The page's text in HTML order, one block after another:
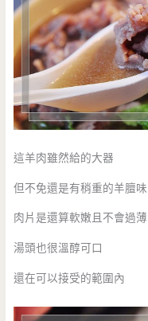
這羊肉雖然給的大器
但不免還是有稍重的羊膻味
肉片是還算軟嫩且不會過薄
湯頭也很溫醇可口
還在可以接受的範圍內